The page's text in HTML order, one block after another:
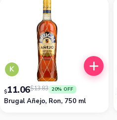
K
Brugal Añejo, Ron, 750 ml
$13.83
$11.06 20% OFF